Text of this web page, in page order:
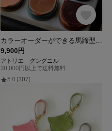
9,900円
アトリエ グングニル
30,000円以上で送料無料
5.0 (307)